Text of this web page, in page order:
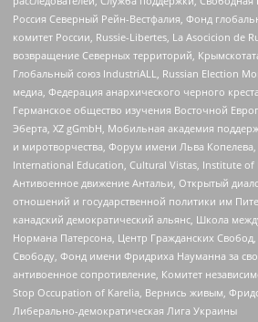
Россия Северный Рейн-Вестфалия, Фонд
комитет России, Russie-Libertes, La Asocicion de
возвращение Северных территорий,
Глобальный союз IndustriALL, Russian Election
медиа, Федерация анархического черного
Германское общество изучения Восточной
Эберта, XZ gGmbH, Мобильная академия
и миротворчества, Форум имени Льва
International Education, Cultural Vistas, Institute of
Антивоенное движение Антальи, Открытый
отношений и государственной политики им
канадский демократический альянс, Школа
Нормана Патерсона, Центр Гражданских
Свободу, Фонд имени Фридриха Науманна за
антивоенное сопротивление, Комитет
Stop Occupation of Karelia, Вернись живым,
Либерально-демократическая Лига Украины